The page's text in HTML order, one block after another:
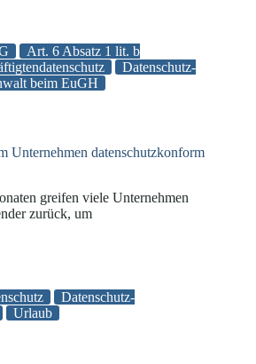
Art. 6 Absatz 1 lit. b
Datenschutz-
beim EuGH
Unternehmen datenschutzkonform
greifen viele Unternehmen
zurück, um
Datenschutz-
Urlaub